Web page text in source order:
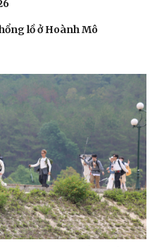
lồ ở Hoành Mô